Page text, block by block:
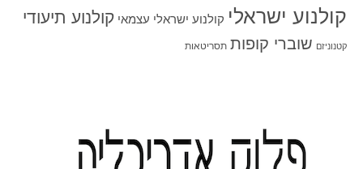
קולנוע ישראלי קולנוע ישראלי עצמאי קולנוע תיעודי
קטנוניזם שוברי קופות תסריטאות